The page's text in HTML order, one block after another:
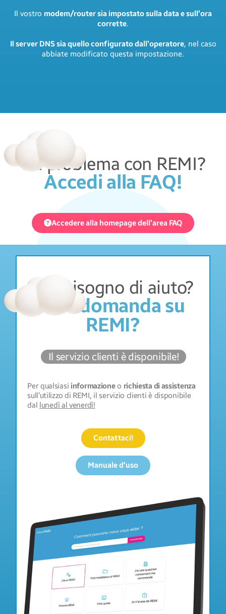
Il vostro modem/router sia impostato sulla data e sull’ora
corrette.
Il server DNS sia quello configurato dall’operatore, nel caso
abbiate modificato questa impostazione.
Un problema con REMI?
Accedi alla FAQ!
Accedere alla homepage dell’area FAQ
Hai bisogno di aiuto?
Una domanda su
REMI?
Il servizio clienti è disponibile!
Per qualsiasi informazioneo richiesta di assistenza
sull’utilizzo di REMI, il servizio clienti è disponibile
dal lunedì al venerdì!
Contattaci!
Manuale d’uso